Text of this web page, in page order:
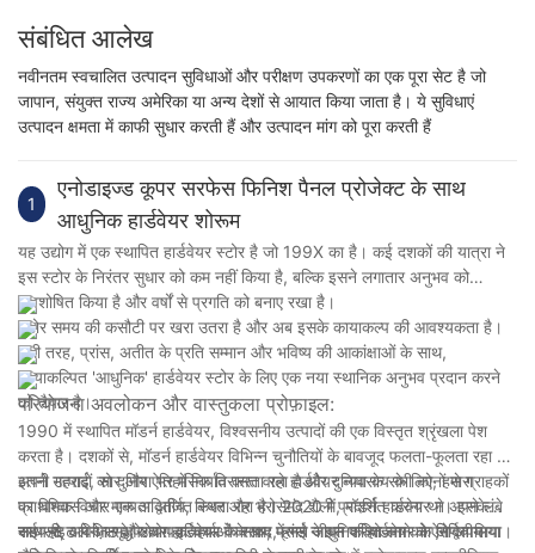
संबंधित आलेख
नवीनतम स्वचालित उत्पादन सुविधाओं और परीक्षण उपकरणों का एक पूरा सेट है जो
जापान, संयुक्त राज्य अमेरिका या अन्य देशों से आयात किया जाता है। ये सुविधाएं
उत्पादन क्षमता में काफी सुधार करती हैं और उत्पादन मांग को पूरा करती हैं
1
एनोडाइज्ड कूपर सरफेस फिनिश पैनल प्रोजेक्ट के साथ
आधुनिक हार्डवेयर शोरूम
यह उद्योग में एक स्थापित हार्डवेयर स्टोर है जो 199X का है। कई दशकों की यात्रा ने
इस स्टोर के निरंतर सुधार को कम नहीं किया है, बल्कि इसने लगातार अनुभव को
अवशोषित किया है और वर्षों से प्रगति को बनाए रखा है।
स्टोर समय की कसौटी पर खरा उतरा है और अब इसके कायाकल्प की आवश्यकता है।
इसी तरह, प्रांस, अतीत के प्रति सम्मान और भविष्य की आकांक्षाओं के साथ,
कायाकल्पित 'आधुनिक' हार्डवेयर स्टोर के लिए एक नया स्थानिक अनुभव प्रदान करने
को तैयार है।
परियोजना अवलोकन और वास्तुकला प्रोफ़ाइल:
1990 में स्थापित मॉडर्न हार्डवेयर, विश्वसनीय उत्पादों की एक विस्तृत श्रृंखला पेश
करता है। दशकों से, मॉडर्न हार्डवेयर विभिन्न चुनौतियों के बावजूद फलता-फूलता रहा है,
अपने उत्पादों को दुनिया भर में निर्यात करता रहा है और दुनिया के सभी कोनों से ग्राहकों
का विश्वास और मान्यता अर्जित करता रहा है। 2020 में, मॉडर्न हार्डवेयर ने अपने लंबे
समय से चले आ रहे पेशेवर हार्डवेयर व्यवसाय में नई जीवन शक्ति लाने का निर्णय लिया।
इतनी गहराई, सार और ऐतिहासिक विरासत वाले हार्डवेयर व्यवसाय के लिए, हमारा
प्राथमिक विचार एक अद्वितीय, स्थिर और भरोसेमंद शैली प्रदर्शित करना था। इसके
साथ ही, अपने समृद्ध उद्योग इतिहास के साथ, प्रांस ने इस परियोजना को ऐसे अपनाया
कई साइट विज़िट और व्यापक चर्चाओं के बाद, हमने आधुनिक हार्डवेयर के अद्वितीय